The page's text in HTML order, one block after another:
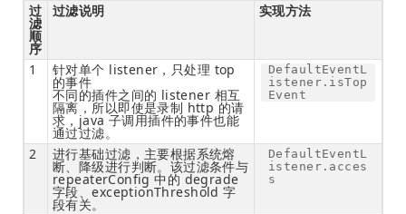
过
滤
顺
序
过滤说明 实现方法
1 针对单个 listener，只处理 top
的事件
不同的插件之间的 listener 相互
隔离，所以即使是录制 http 的请
求，java 子调用插件的事件也能
通过过滤。
DefaultEventL
istener.isTop
Event
2 进行基础过滤，主要根据系统熔
断、降级进行判断。该过滤条件与
repeaterConfig 中的 degrade
字段、exceptionThreshold 字
段有关。
DefaultEventL
istener.acces
s